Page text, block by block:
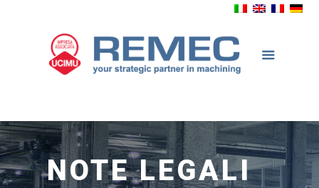
NOTE LEGALI